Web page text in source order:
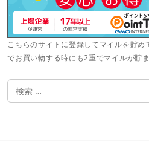
こちらのサイトに登録してマイルを貯
でお買い物する時にも2重でマイルが貯
検
索